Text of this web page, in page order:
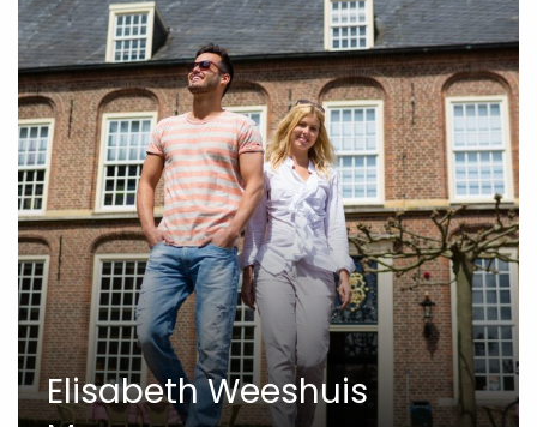
Elisabeth Weeshuis